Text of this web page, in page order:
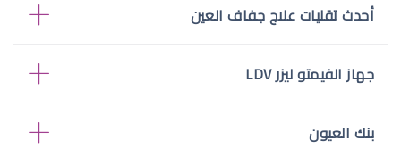
أحدث تقنيات علاج جفاف العين
جهاز الفيمتو ليزر LDV
بنك العيون